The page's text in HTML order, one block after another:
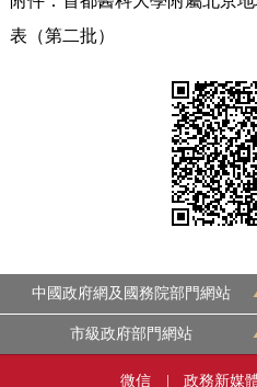
表（第二批）
中國政府網及國務院部門網站
市級政府部門網站
微信 政務新媒